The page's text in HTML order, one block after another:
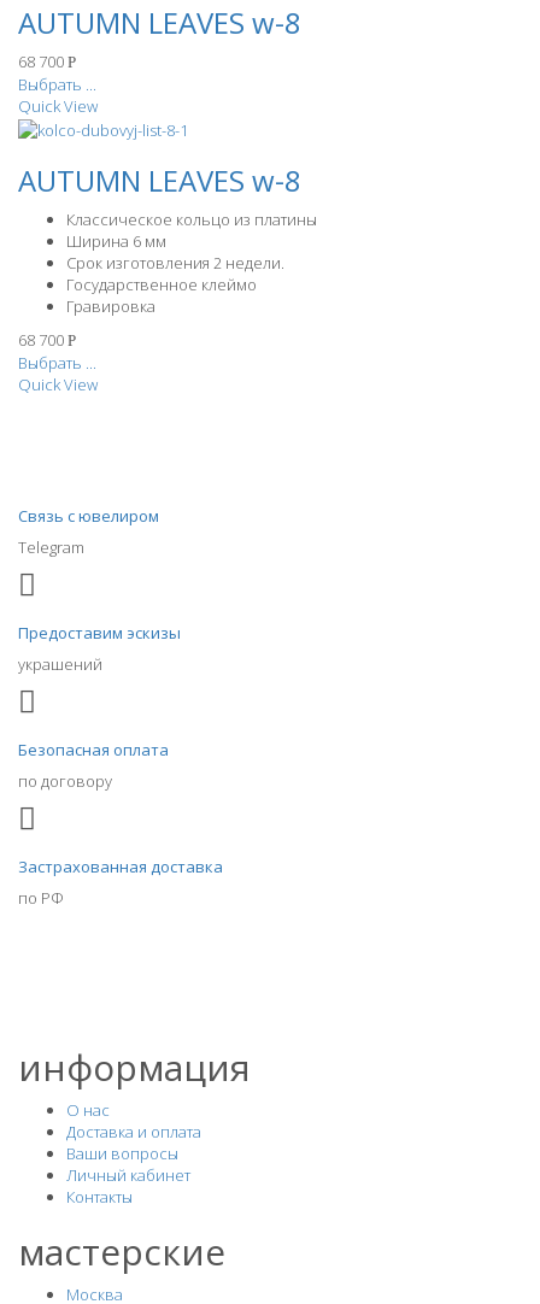
AUTUMN LEAVES w-8
68 700 Р
Выбрать ...
Quick View
AUTUMN LEAVES w-8
Классическое кольцо из платины
Ширина 6 мм
Срок изготовления 2 недели.
Государственное клеймо
Гравировка
68 700 Р
Выбрать ...
Quick View
Связь с ювелиром
Telegram
Предоставим эскизы
украшений
Безопасная оплата
по договору
Застрахованная доставка
по РФ
информация
О нас
Доставка и оплата
Ваши вопросы
Личный кабинет
Контакты
мастерские
Москва